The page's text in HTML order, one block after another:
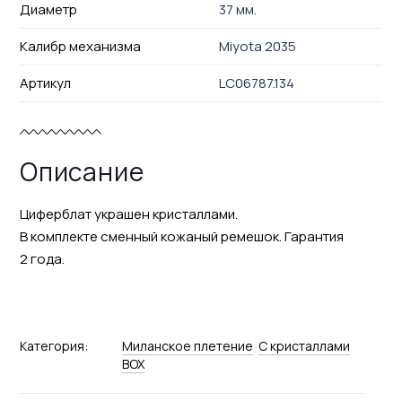
Диаметр
37 мм.
Калибр механизма
Miyota 2035
Артикул
LC06787.134
Описание
Циферблат украшен кристаллами.
В комплекте сменный кожаный ремешок. Гарантия
2 года.
Категория: Миланское плетение С кристаллами
BOX